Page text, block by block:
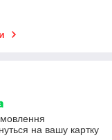
на вашу картку